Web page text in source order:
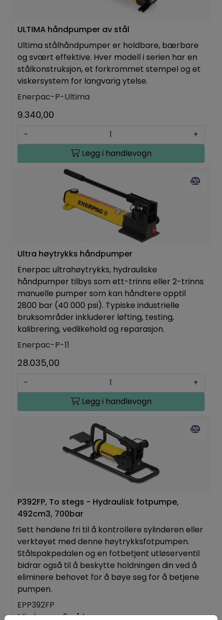
ULTIMA håndpumper av stål
Ultima stålhåndpumper er holdbare, bærbare
og svært effektive. Hver modell i serien har en
stålkonstruksjon, et forkrommet stempel og et
viskersystem for langvarig ytelse.
Enerpac-P-Ultima
9.340,00
-
+
Legg i handlevogn
Ultra høytrykks håndpumper
Enerpac ultrahøytrykks, hydrauliske
håndpumper tilbys som ett-trinns eller 2-trinns
manuelle pumper som kan håndtere opptil
2800 bar (40 000 psi). Typiske industrielle
bruksområder inkluderer løfting, testing,
kalibrering, vedlikehold og reparasjon.
Enerpac-P-11
28.035,00
-
+
Legg i handlevogn
P392FP, To stegs - Hydraulisk fotpumpe,
492cm3, 700bar
Sett hendene fri til å kontrollere sylinderen eller
verktøyet med denne høytrykksfotpumpen.
Stålspakpedalen og en fotbetjent utløserventil
bidrar også til å beskytte holdningen din ved å
eliminere behovet for å bøye seg for å betjene
pumpen.
EPP392FP
Mindre enn 5 på lager